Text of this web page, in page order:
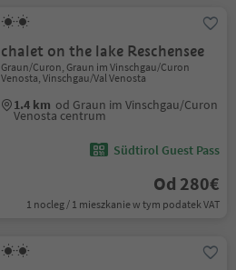
chalet on the lake Reschensee
Graun/Curon, Graun im Vinschgau/Curon
Venosta, Vinschgau/Val Venosta
1.4 km od Graun im Vinschgau/Curon
Venosta centrum
Südtirol Guest Pass
Od 280€
1 nocleg / 1 mieszkanie w tym podatek VAT